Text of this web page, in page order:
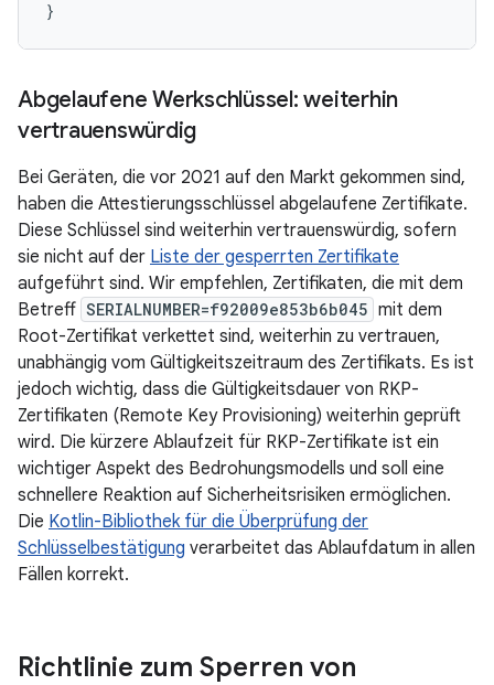
Abgelaufene Werkschlüssel: weiterhin
vertrauenswürdig
Bei Geräten, die vor 2021 auf den Markt gekommen sind,
haben die Attestierungsschlüssel abgelaufene Zertifikate.
Diese Schlüssel sind weiterhin vertrauenswürdig, sofern
sie nicht auf der Liste der gesperrten Zertifikate
aufgeführt sind. Wir empfehlen, Zertifikaten, die mit dem
Betreff SERIALNUMBER=f92009e853b6b045 mit dem
Root-Zertifikat verkettet sind, weiterhin zu vertrauen,
unabhängig vom Gültigkeitszeitraum des Zertifikats. Es ist
jedoch wichtig, dass die Gültigkeitsdauer von RKP-
Zertifikaten (Remote Key Provisioning) weiterhin geprüft
wird. Die kürzere Ablaufzeit für RKP-Zertifikate ist ein
wichtiger Aspekt des Bedrohungsmodells und soll eine
schnellere Reaktion auf Sicherheitsrisiken ermöglichen.
Die Kotlin-Bibliothek für die Überprüfung der
Schlüsselbestätigung verarbeitet das Ablaufdatum in allen
Fällen korrekt.
Richtlinie zum Sperren von